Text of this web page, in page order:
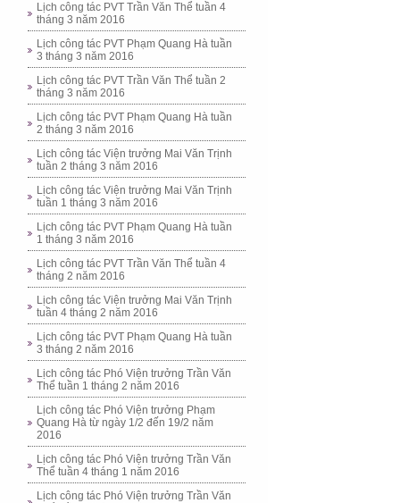
Lịch công tác PVT Trần Văn Thể tuần 4
tháng 3 năm 2016
Lịch công tác PVT Phạm Quang Hà tuần
3 tháng 3 năm 2016
Lịch công tác PVT Trần Văn Thể tuần 2
tháng 3 năm 2016
Lịch công tác PVT Phạm Quang Hà tuần
2 tháng 3 năm 2016
Lịch công tác Viện trưởng Mai Văn Trịnh
tuần 2 tháng 3 năm 2016
Lịch công tác Viện trưởng Mai Văn Trịnh
tuần 1 tháng 3 năm 2016
Lịch công tác PVT Phạm Quang Hà tuần
1 tháng 3 năm 2016
Lịch công tác PVT Trần Văn Thể tuần 4
tháng 2 năm 2016
Lịch công tác Viện trưởng Mai Văn Trịnh
tuần 4 tháng 2 năm 2016
Lịch công tác PVT Phạm Quang Hà tuần
3 tháng 2 năm 2016
Lịch công tác Phó Viện trưởng Trần Văn
Thể tuần 1 tháng 2 năm 2016
Lịch công tác Phó Viện trưởng Phạm
Quang Hà từ ngày 1/2 đến 19/2 năm
2016
Lịch công tác Phó Viện trưởng Trần Văn
Thể tuần 4 tháng 1 năm 2016
Lịch công tác Phó Viện trưởng Trần Văn